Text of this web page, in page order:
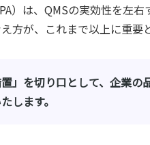
）は、QMSの実効性を左右
が、これまで以上に重要
」を切り口として、企業の
します。